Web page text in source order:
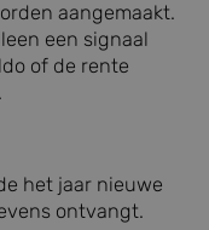
aangemaakt.
een signaal
of de rente
het jaar nieuwe
ontvangt.